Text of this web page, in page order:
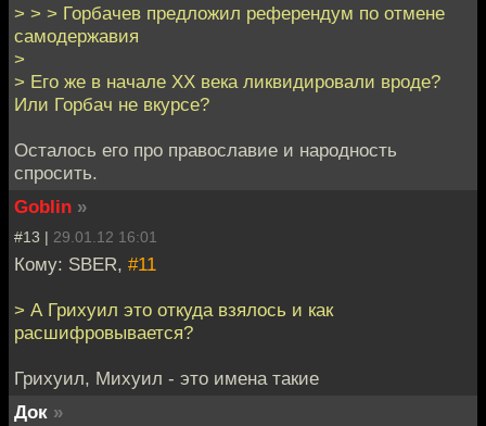
> > > Горбачев предложил референдум по отмене
самодержавия
>
> Его же в начале ХХ века ликвидировали вроде?
Или Горбач не вкурсе?
Осталось его про православие и народность
спросить.
Goblin »
#13 | 29.01.12 16:01
Кому: SBER, #11
> А Грихуил это откуда взялось и как
расшифровывается?
Грихуил, Михуил - это имена такие
Док »